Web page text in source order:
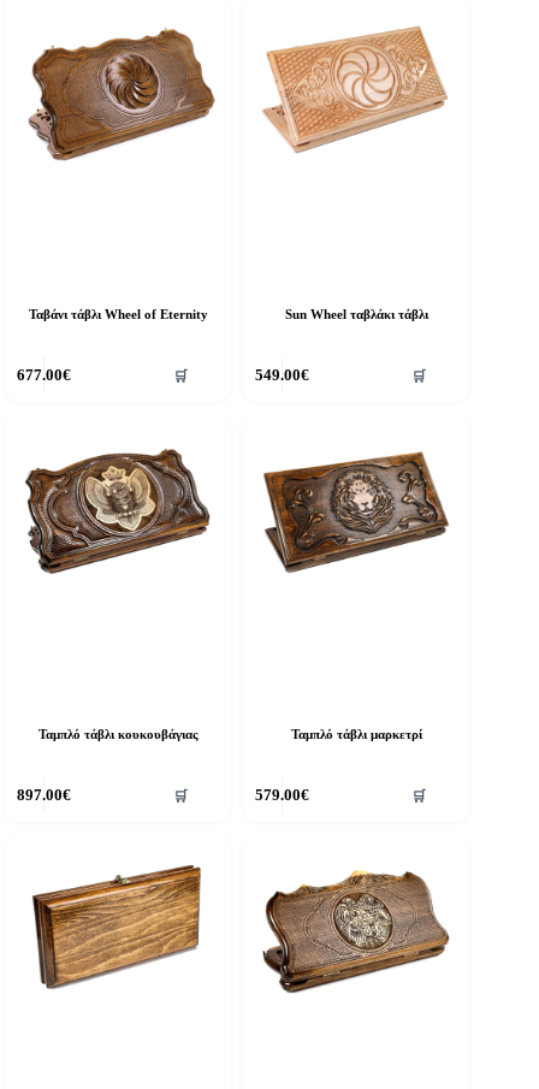
Ταβάνι τάβλι Wheel of Eternity
677.00€ 🛒
Sun Wheel ταβλάκι τάβλι
549.00€ 🛒
Ταμπλό τάβλι κουκουβάγιας
897.00€ 🛒
Ταμπλό τάβλι μαρκετρί
579.00€ 🛒